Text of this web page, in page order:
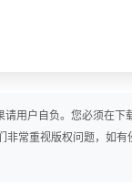
请用户自负。您必须在下
非常重视版权问题，如有